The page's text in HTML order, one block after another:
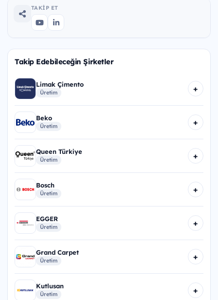
TAKIP ET
Takip Edebileceğin Şirketler
Limak Çimento
Üretim +
Beko
Üretim +
Queen Türkiye
Üretim +
Bosch
Üretim +
EGGER
Üretim +
Grand Carpet
Üretim +
Kutlusan
Üretim +